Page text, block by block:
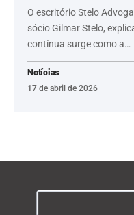
O escritório Stelo
sócio Gilmar Stelo,
contínua surge como a…
Notícias
17 de abril de 2026